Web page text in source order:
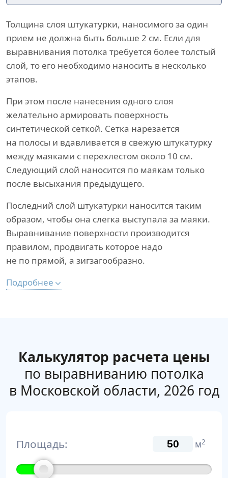
Толщина слоя штукатурки, наносимого за один
прием не должна быть больше 2 см. Если для
выравнивания потолка требуется более толстый
слой, то его необходимо наносить в несколько
этапов.
При этом после нанесения одного слоя
желательно армировать поверхность
синтетической сеткой. Сетка нарезается
на полосы и вдавливается в свежую штукатурку
между маяками с перехлестом около 10 см.
Следующий слой наносится по маякам только
после высыхания предыдущего.
Последний слой штукатурки наносится таким
образом, чтобы она слегка выступала за маяки.
Выравнивание поверхности производится
правилом, продвигать которое надо
не по прямой, а зигзагообразно.
Подробнее
Калькулятор расчета цены
по выравниванию потолка
в Московской области, 2026 год
Площадь: м2